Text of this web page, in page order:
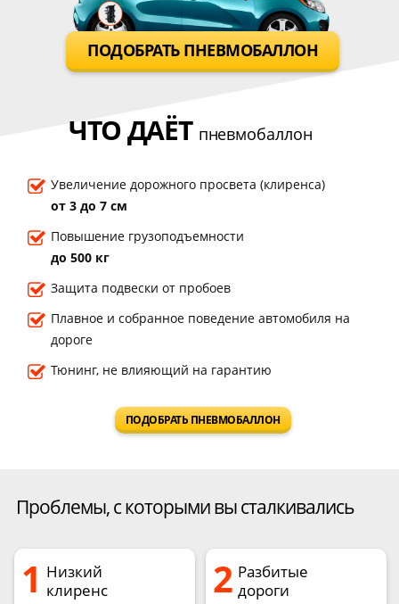
ПОДОБРАТЬ ПНЕВМОБАЛЛОН
ЧТО ДАЁТ пневмобаллон
Увеличение дорожного просвета (клиренса)
от 3 до 7 см
Повышение грузоподъемности
до 500 кг
Защита подвески от пробоев
Плавное и собранное поведение автомобиля на
дороге
Тюнинг, не влияющий на гарантию
ПОДОБРАТЬ ПНЕВМОБАЛЛОН
Проблемы, с которыми вы сталкивались
1 Низкий
клиренс
2 Разбитые
дороги